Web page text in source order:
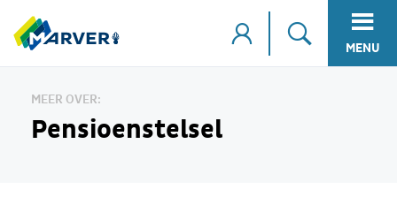
MENU
MEER OVER:
Pensioenstelsel